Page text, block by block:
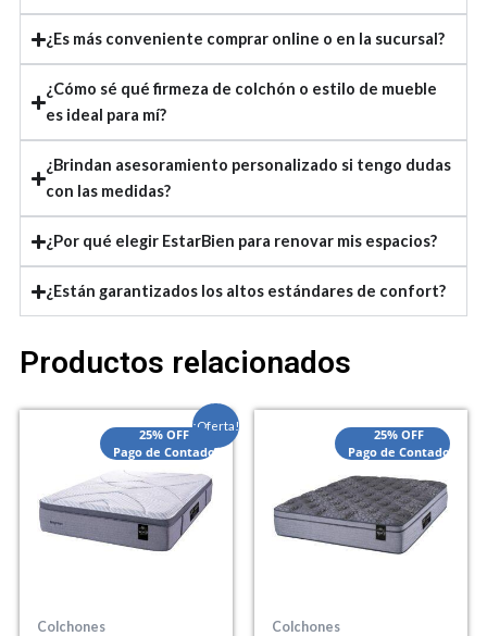
¿Es más conveniente comprar online o en la sucursal?
¿Cómo sé qué firmeza de colchón o estilo de mueble
es ideal para mí?
¿Brindan asesoramiento personalizado si tengo dudas
con las medidas?
¿Por qué elegir EstarBien para renovar mis espacios?
¿Están garantizados los altos estándares de confort?
Productos relacionados
¡Oferta!
25% OFF
Pago de Contado
Colchones
precio
original
era:
$2,550,000.00.
precio
actual
es:
$2,070,000.00.
25% OFF
Pago de Contado
Colchones